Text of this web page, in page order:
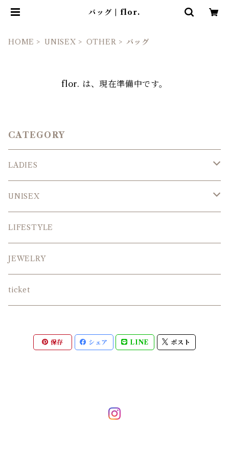
バッグ | flor.
HOME UNISEX OTHER バッグ
flor. は、現在準備中です。
CATEGORY
LADIES
TOPS
BOTTMS
OTHER
UNISEX
TOPS
BOTTMS
OTHER
LIFESTYLE
JEWELRY
ticket
保存 シェア LINE ポスト